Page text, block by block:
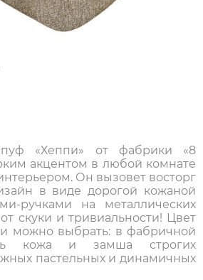
«Хеппи» от фабрики «8
акцентом в любой комнате
Он вызовет восторг
в виде дорогой кожаной
ручками на металлических
скуки и тривиальности! Цвет
можно выбрать: в фабричной
кожа и замша строгих
пастельных и динамичных